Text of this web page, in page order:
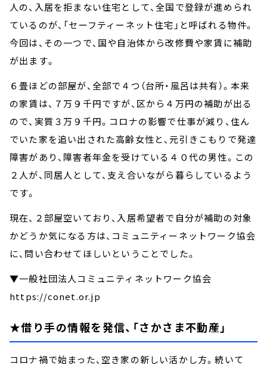
人の、入居を拒まない住宅として、全国で登録が進められ
ているのが、「セーフティーネット住宅」と呼ばれる物件。
今回は、その一つで、国や自治体から改修費や家賃に補助
が出ます。
６畳ほどの部屋が、全部で４つ（台所・風呂は共有）。本来
の家賃は、７万９千円ですが、区から４万円の補助が出る
ので、実質３万９千円。コロナの影響で仕事が減り、住ん
でいた家を追い出された高齢女性と、元引きこもりで発達
障害があり、障害者年金を受けている４０代の男性。この
２人が、同居人として、支え合いながら暮らしているよう
です。
現在、２部屋空いており、入居希望者で自分が補助の対象
かどうか気になる方は、コミュニティーネットワーク協会
に、問い合わせてほしいということでした。
▼一般社団法人コミュニティネットワーク協会
https://conet.or.jp
★借り手の情報を発信、「さかさま不動産」
コロナ禍で始まった、空き家の新しい活かし方。続いて